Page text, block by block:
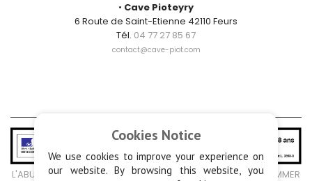
• Cave Pioteyry
6 Route de Saint-Etienne 42110 Feurs
Tél. 04 77 27 85 67
contact@cave-piot.com
L'ABUS D'ALCOOL EST DANGEREUX POUR LA SANTÉ, À CONSOMMER
Cookies Notice
We use cookies to improve your experience on
our website. By browsing this website, you